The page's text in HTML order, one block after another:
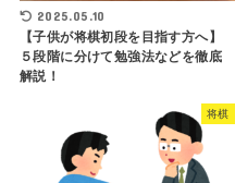
2025.05.10
【子供が将棋初段を目指す方へ】
５段階に分けて勉強法などを徹底
解説！
将棋